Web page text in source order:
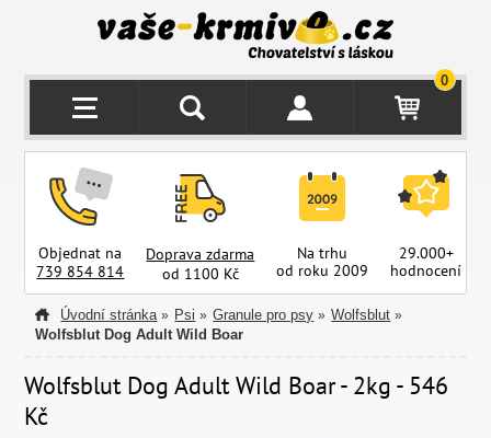
0
Objednat na
739 854 814
Doprava zdarma
od 1100 Kč
Na trhu
od roku 2009
29.000+
hodnocení
Úvodní stránka » Psi » Granule pro psy » Wolfsblut »
Wolfsblut Dog Adult Wild Boar
Wolfsblut Dog Adult Wild Boar - 2kg - 546
Kč